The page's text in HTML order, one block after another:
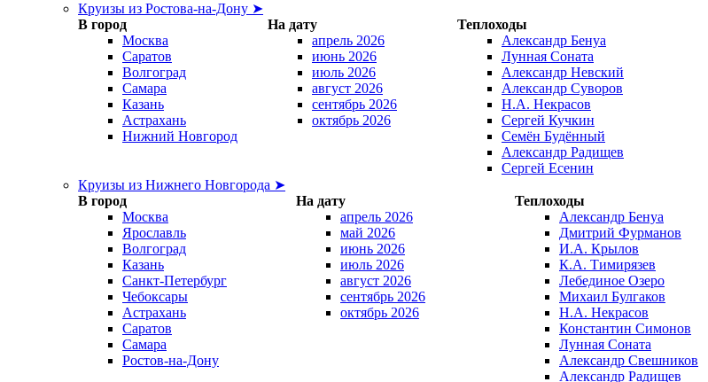
Круизы из Ростова-на-Дону ➤
В город
На дату
Теплоходы
Москва
Саратов
Волгоград
Самара
Казань
Астрахань
Нижний Новгород
апрель 2026
июнь 2026
июль 2026
август 2026
сентябрь 2026
октябрь 2026
Александр Бенуа
Лунная Соната
Александр Невский
Александр Суворов
Н.А. Некрасов
Сергей Кучкин
Семён Будённый
Александр Радищев
Сергей Есенин
Круизы из Нижнего Новгорода ➤
В город
На дату
Теплоходы
Москва
Ярославль
Волгоград
Казань
Санкт-Петербург
Чебоксары
Астрахань
Саратов
Самара
Ростов-на-Дону
апрель 2026
май 2026
июнь 2026
июль 2026
август 2026
сентябрь 2026
октябрь 2026
Александр Бенуа
Дмитрий Фурманов
И.А. Крылов
К.А. Тимирязев
Лебединое Озеро
Михаил Булгаков
Н.А. Некрасов
Константин Симонов
Лунная Соната
Александр Свешников
Александр Радищев